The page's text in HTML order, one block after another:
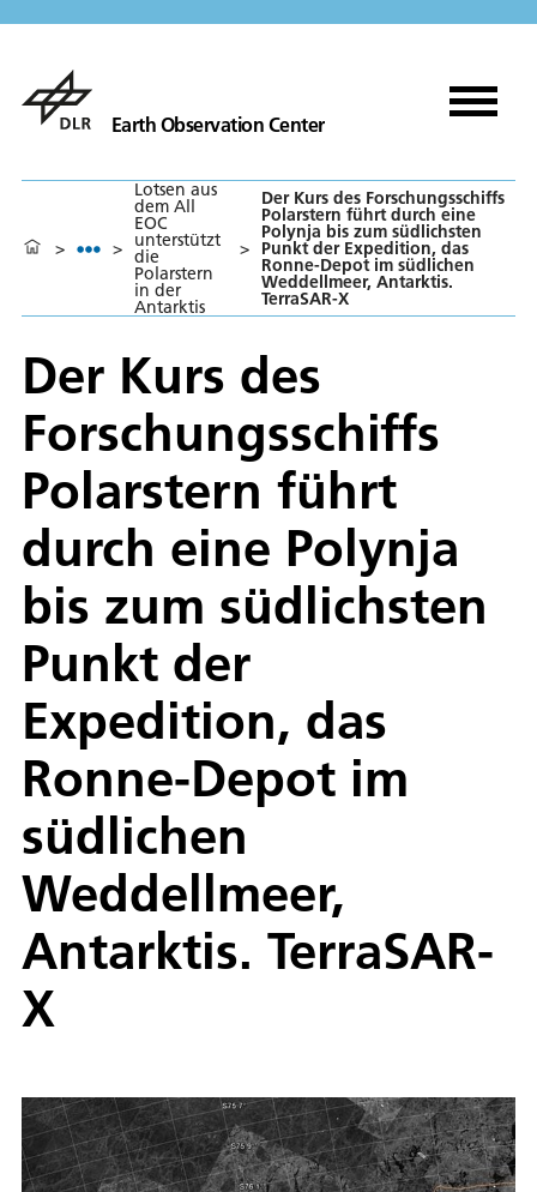
Earth Observation Center
> >
Lotsen aus
dem All
EOC
unterstützt
die
Polarstern
in der
Antarktis
>
Der Kurs des Forschungsschiffs
Polarstern führt durch eine
Polynja bis zum südlichsten
Punkt der Expedition, das
Ronne-Depot im südlichen
Weddellmeer, Antarktis.
TerraSAR-X
Der Kurs des
Forschungsschiffs
Polarstern führt
durch eine Polynja
bis zum südlichsten
Punkt der
Expedition, das
Ronne-Depot im
südlichen
Weddellmeer,
Antarktis. TerraSAR-
X